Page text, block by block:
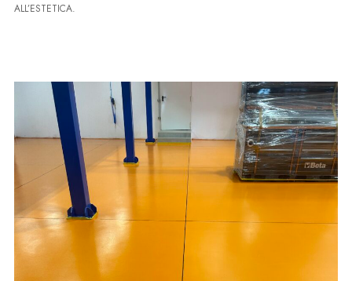
ALL’ESTETICA.